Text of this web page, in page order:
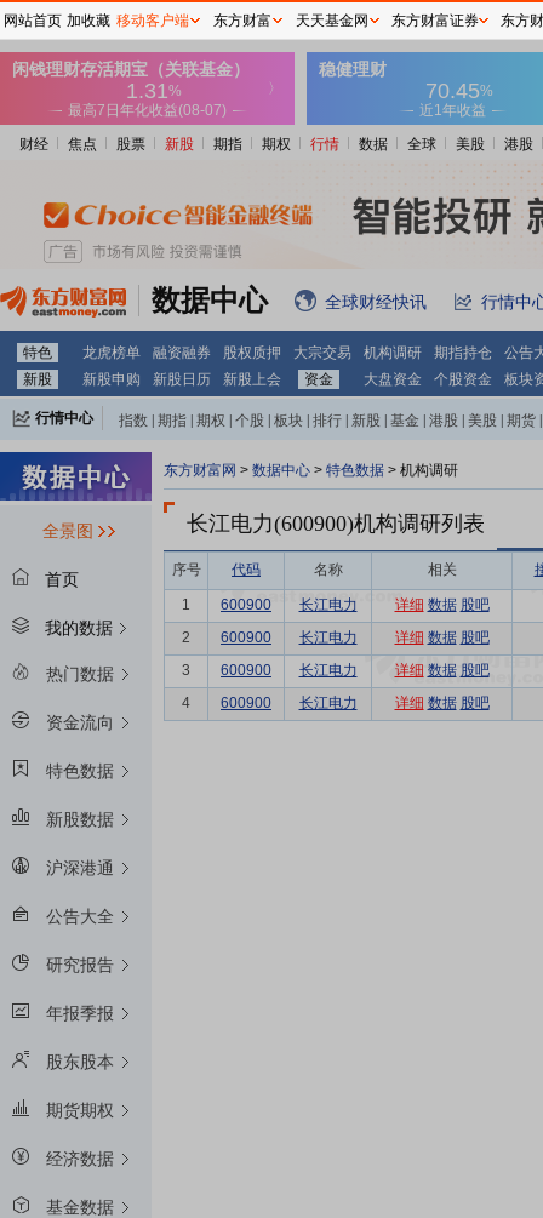
财经 焦点 股票 新股 期指 期权 行情 数据 全球 美股 港股
数据中心 全球财经快讯 行情中
特色 龙虎榜单 融资融券 股权质押 大宗交易 机构调研 期指持仓
公告
新股
新股申购 新股日历 新股上会 资金 大盘资金 个股资金 板块
行情中心 指数 期指 期权 个股 板块 排行 新股 基金 港股 美股 期货
全景图
首页
我的数据
热门数据
资金流向
特色数据
新股数据
沪深港通
公告大全
研究报告
年报季报
股东股本
期货期权
经济数据
基金数据
东方财富网 > 数据中心 > 特色数据 > 机构调研
长江电力(600900)机构调研列表
序号 代码 名称 相关
1 600900 长江电力 详细 数据 股吧
2
600900 长江电力 详细 数据 股吧
3
600900 长江电力 详细 数据 股吧
4
600900 长江电力 详细 数据 股吧
网站首页 加收藏 移动客户端 东方财富 天天基金网 东方财富证券 东方